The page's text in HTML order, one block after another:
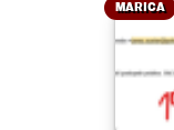
MARICA